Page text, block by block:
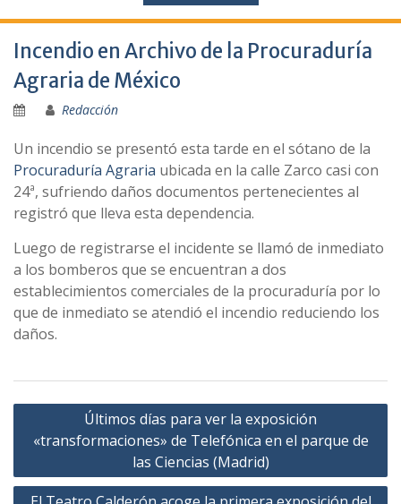
Incendio en Archivo de la Procuradurí­a
Agraria de México
Redacción
Un incendio se presentó esta tarde en el sótano de la
Procuradurí­a Agraria ubicada en la calle Zarco casi con
24ª, sufriendo daños documentos pertenecientes al
registró que lleva esta dependencia.
Luego de registrarse el incidente se llamó de inmediato
a los bomberos que se encuentran a dos
establecimientos comerciales de la procuradurí­a por lo
que de inmediato se atendió el incendio reduciendo los
daños.
Navegación
Últimos dí­as para ver la exposición
«transformaciones» de Telefónica en el parque de
las Ciencias (Madrid)